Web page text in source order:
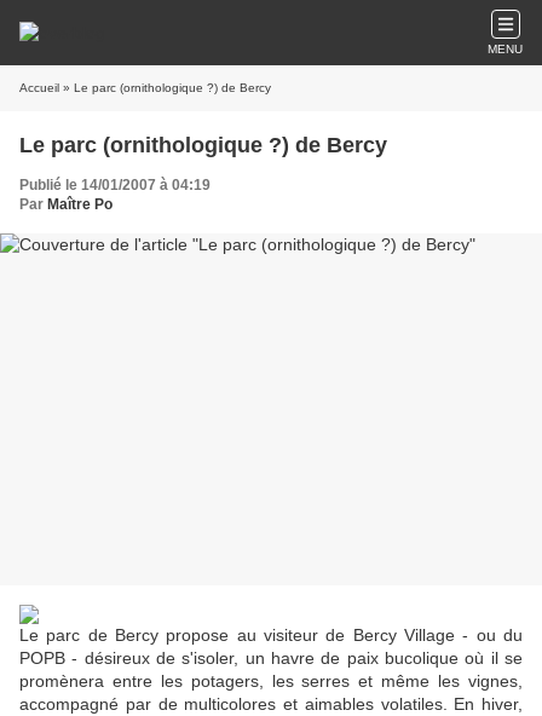
MENU
Accueil » Le parc (ornithologique ?) de Bercy
Le parc (ornithologique ?) de Bercy
Publié le 14/01/2007 à 04:19
Par Maître Po
Le parc de Bercy propose au visiteur de Bercy Village - ou du
POPB - désireux de s'isoler, un havre de paix bucolique où il se
promènera entre les potagers, les serres et même les vignes,
accompagné par de multicolores et aimables volatiles. En hiver,